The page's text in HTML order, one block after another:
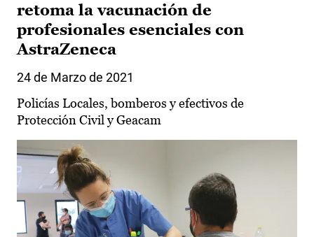
retoma la vacunación de
profesionales esenciales con
AstraZeneca
24 de Marzo de 2021
Policías Locales, bomberos y efectivos de
Protección Civil y Geacam